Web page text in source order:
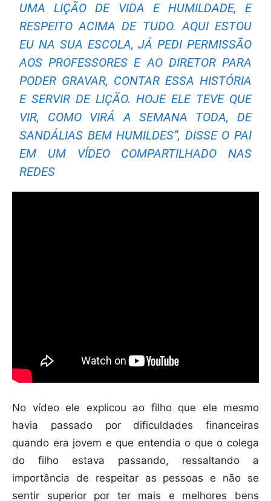
UMA LIÇÃO DE VIDA E HUMILDADE, E
RESPEITO ACIMA DE TUDO. AQUI ESTOU
EU NA SUA ESCOLA, JÁ PEDI PERMISSÃO
AOS PROFESSORES E AO DIRETOR PARA
PODER GRAVAR, CONTAR ESSA HISTÓRIA
E SERVIR DE LIÇÃO. HOJE ELE TEVE QUE
VIR, COMO VIRÁ A SEMANA TODA, DE
SANDÁLIAS BEM HUMILDES”, DISSE O PAI
EM UM VÍDEO COMPARTILHADO NAS
REDES
No vídeo ele explicou ao filho que ele mesmo
havia passado por dificuldades financeiras
quando era jovem e que entendia o que o colega
do filho estava passando, ressaltando a
importância de respeitar as pessoas e não se
sentir superior por ter mais e melhores bens